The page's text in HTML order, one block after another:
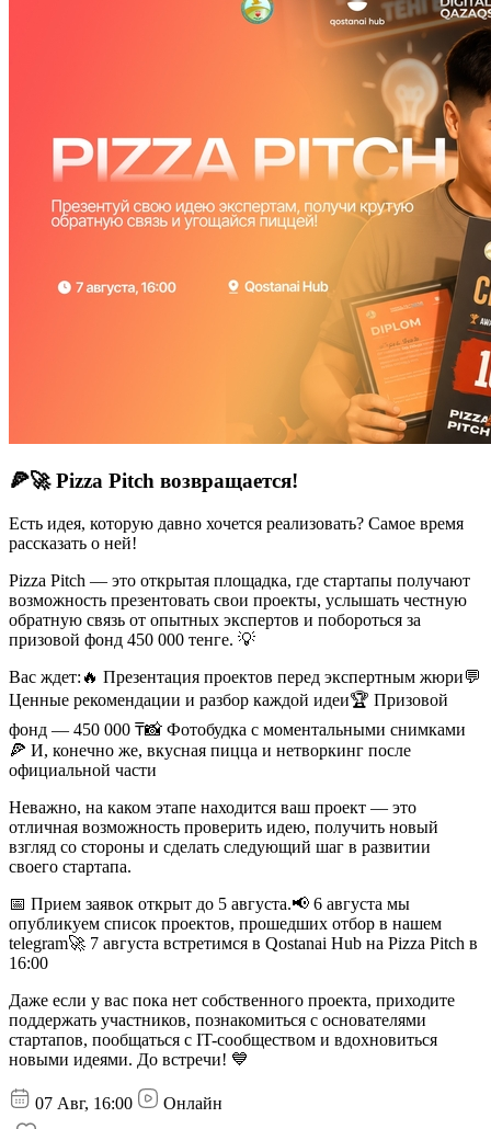
🍕🚀 Pizza Pitch возвращается!
Есть идея, которую давно хочется реализовать? Самое время
рассказать о ней!
Pizza Pitch — это открытая площадка, где стартапы получают
возможность презентовать свои проекты, услышать честную
обратную связь от опытных экспертов и побороться за
призовой фонд 450 000 тенге. 💡
Вас ждет:🔥 Презентация проектов перед экспертным жюри💬
Ценные рекомендации и разбор каждой идеи🏆 Призовой
фонд — 450 000 ₸📸 Фотобудка с моментальными снимками
🍕 И, конечно же, вкусная пицца и нетворкинг после
официальной части
Неважно, на каком этапе находится ваш проект — это
отличная возможность проверить идею, получить новый
взгляд со стороны и сделать следующий шаг в развитии
своего стартапа.
📅 Прием заявок открыт до 5 августа.📢 6 августа мы
опубликуем список проектов, прошедших отбор в нашем
telegram🚀 7 августа встретимся в Qostanai Hub на Pizza Pitch в
16:00
Даже если у вас пока нет собственного проекта, приходите
поддержать участников, познакомиться с основателями
стартапов, пообщаться с IT-сообществом и вдохновиться
новыми идеями. До встречи! 💙
07 Авг, 16:00 Онлайн